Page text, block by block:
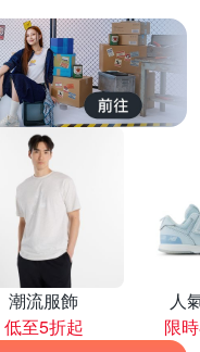
潮流服飾
低至5折起
人
限